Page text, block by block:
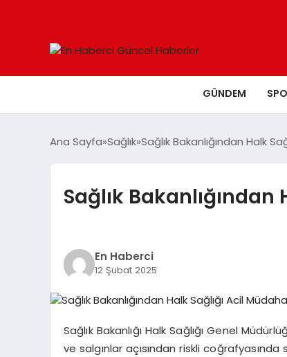
GÜNDEM
Ana Sayfa Sağlık Sağlık Bakanlığından Halk
Sağlık
En Haberci
12 Şubat 2025
Sağlık Bakanlığı Halk Sağlığı Genel
ve salgınlar açısından riskli